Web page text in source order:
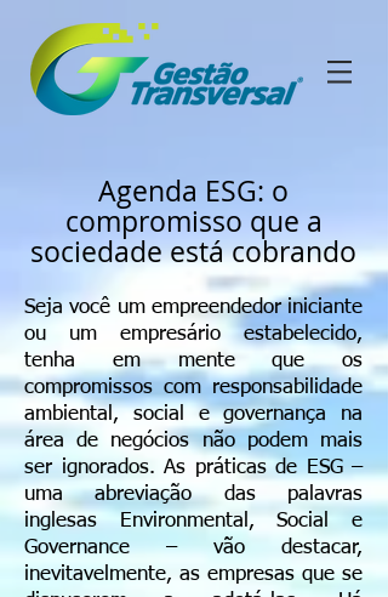
Agenda ESG: o
compromisso que a
sociedade está cobrando
Seja você um empreendedor iniciante
ou um empresário estabelecido,
tenha em mente que os
compromissos com responsabilidade
ambiental, social e governança na
área de negócios não podem mais
ser ignorados. As práticas de ESG –
uma abreviação das palavras
inglesas Environmental, Social e
Governance – vão destacar,
inevitavelmente, as empresas que se